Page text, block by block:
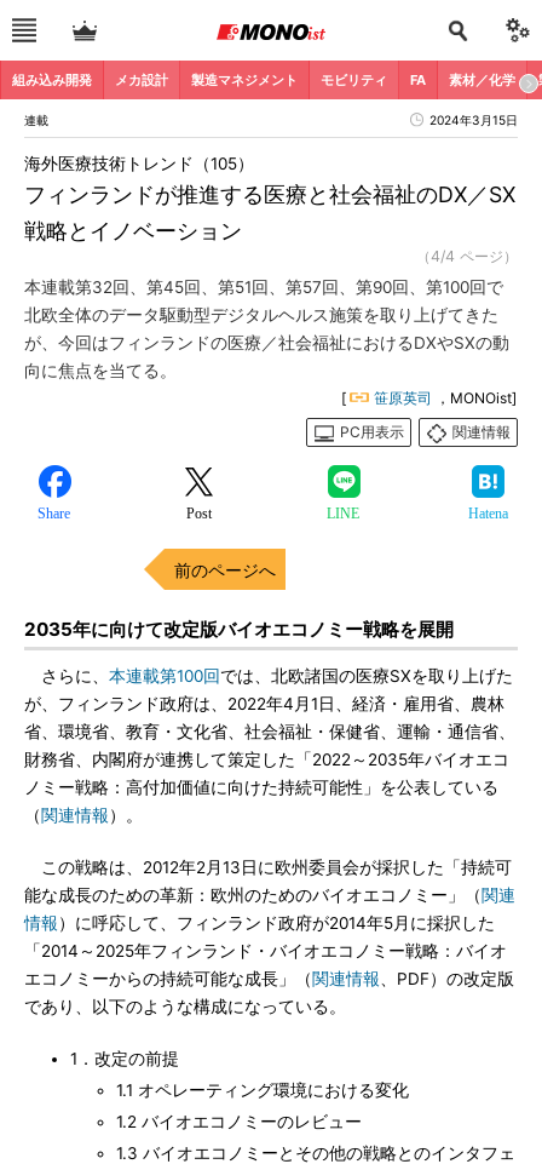
組み込み開発 メカ設計 製造マネジメント モビリティ FA 素材／化学
連載 2024年3月15日
フィンランドが推進する医療と社会福祉のDX／SX
戦略とイノベーション
海外医療技術トレンド（105）
（4/4 ページ）
本連載第32回、第45回、第51回、第57回、第90回、第100回で
北欧全体のデータ駆動型デジタルヘルス施策を取り上げてきた
が、今回はフィンランドの医療／社会福祉におけるDXやSXの動
向に焦点を当てる。
[ 笹原英司
，MONOist]
PC用表示
関連情報
Share Post LINE Hatena
前のページへ
2035年に向けて改定版バイオエコノミー戦略を展開
さらに、 本連載第100回では、北欧諸国の医療SXを取り上げた
が、フィンランド政府は、2022年4月1日、経済・雇用省、農林
省、環境省、教育・文化省、社会福祉・保健省、運輸・通信省、
財務省、内閣府が連携して策定した「2022～2035年バイオエコ
ノミー戦略：高付加価値に向けた持続可能性」を公表している
（関連情報）。
この戦略は、2012年2月13日に欧州委員会が採択した「持続可
能な成長のための革新：欧州のためのバイオエコノミー」（関連
情報）に呼応して、フィンランド政府が2014年5月に採択した
「2014～2025年フィンランド・バイオエコノミー戦略：バイオ
エコノミーからの持続可能な成長」（関連情報 、PDF）の改定版
であり、以下のような構成になっている。
1．改定の前提
1.1 オペレーティング環境における変化
1.2 バイオエコノミーのレビュー
1.3 バイオエコノミーとその他の戦略とのインタフェ